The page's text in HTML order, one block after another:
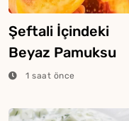
Şeftali İçindeki
Beyaz Pamuksu
Dokunun Sebebi
1 saat önce